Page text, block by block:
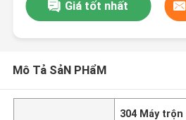
Giá tốt nhất
Mô Tả SảN PHẩM
304 Máy